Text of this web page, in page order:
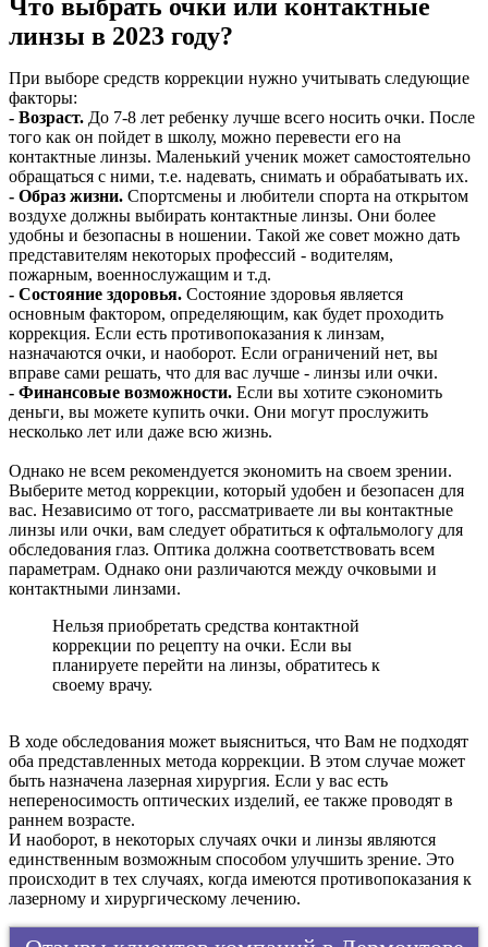
Что выбрать очки или контактные
линзы в 2023 году?
При выборе средств коррекции нужно учитывать следующие
факторы:
- Возраст. До 7-8 лет ребенку лучше всего носить очки. После
того как он пойдет в школу, можно перевести его на
контактные линзы. Маленький ученик может самостоятельно
обращаться с ними, т.е. надевать, снимать и обрабатывать их.
- Образ жизни. Спортсмены и любители спорта на открытом
воздухе должны выбирать контактные линзы. Они более
удобны и безопасны в ношении. Такой же совет можно дать
представителям некоторых профессий - водителям,
пожарным, военнослужащим и т.д.
- Состояние здоровья. Состояние здоровья является
основным фактором, определяющим, как будет проходить
коррекция. Если есть противопоказания к линзам,
назначаются очки, и наоборот. Если ограничений нет, вы
вправе сами решать, что для вас лучше - линзы или очки.
- Финансовые возможности. Если вы хотите сэкономить
деньги, вы можете купить очки. Они могут прослужить
несколько лет или даже всю жизнь.
Однако не всем рекомендуется экономить на своем зрении.
Выберите метод коррекции, который удобен и безопасен для
вас. Независимо от того, рассматриваете ли вы контактные
линзы или очки, вам следует обратиться к офтальмологу для
обследования глаз. Оптика должна соответствовать всем
параметрам. Однако они различаются между очковыми и
контактными линзами.
Нельзя приобретать средства контактной
коррекции по рецепту на очки. Если вы
планируете перейти на линзы, обратитесь к
своему врачу.
В ходе обследования может выясниться, что Вам не подходят
оба представленных метода коррекции. В этом случае может
быть назначена лазерная хирургия. Если у вас есть
непереносимость оптических изделий, ее также проводят в
раннем возрасте.
И наоборот, в некоторых случаях очки и линзы являются
единственным возможным способом улучшить зрение. Это
происходит в тех случаях, когда имеются противопоказания к
лазерному и хирургическому лечению.